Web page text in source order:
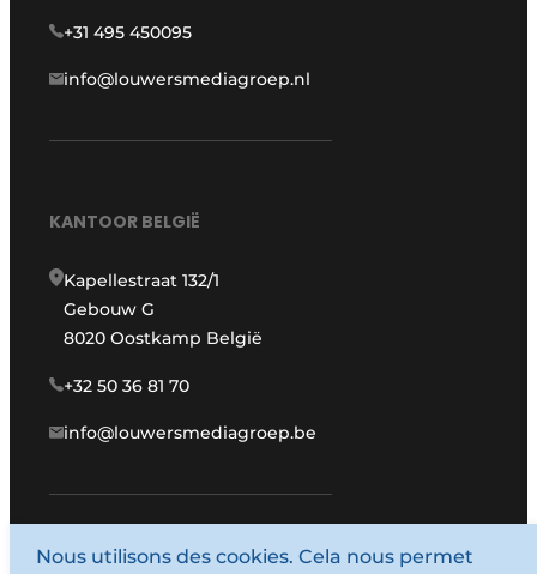
+31 495 450095
info@louwersmediagroep.nl
KANTOOR BELGIË
Kapellestraat 132/1
Gebouw G
8020 Oostkamp België
+32 50 36 81 70
info@louwersmediagroep.be
www.louwersmediagroep.com
Nous utilisons des cookies. Cela nous permet